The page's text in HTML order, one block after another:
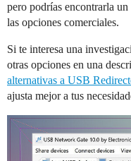
pero podrías encontrarla
las opciones comerciales.
Si te interesa una
otras opciones en una
alternativas a USB
ajusta mejor a tus